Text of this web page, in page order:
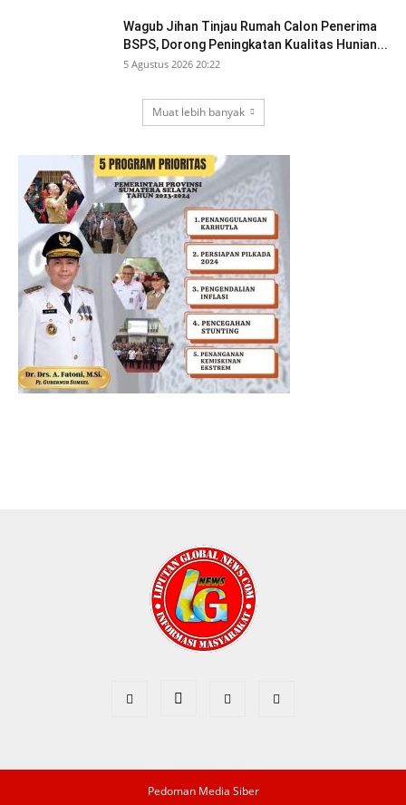
Wagub Jihan Tinjau Rumah Calon Penerima
BSPS, Dorong Peningkatan Kualitas Hunian...
5 Agustus 2026 20:22
Muat lebih banyak
Pedoman Media Siber